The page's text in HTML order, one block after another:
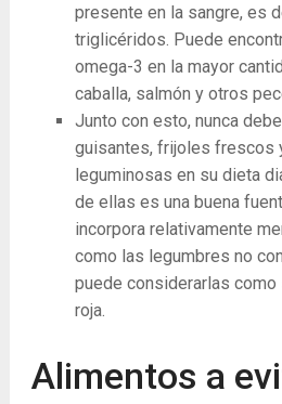
presente en la sangre, es
triglicéridos. Puede
omega-3 en la mayor
caballa, salmón y otros
Junto con esto, nunca
guisantes, frijoles frescos
leguminosas en su dieta
de ellas es una buena
incorpora relativamente
como las legumbres no
puede considerarlas
roja.
Alimentos a